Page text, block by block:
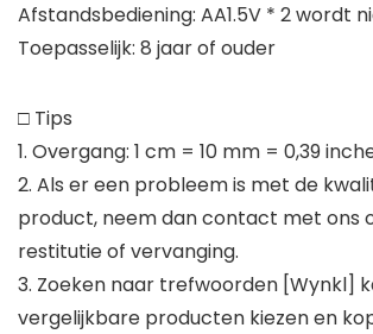
Afstandsbediening: AA1.5V * 2 wordt
Toepasselijk: 8 jaar of ouder
□ Tips
1. Overgang: 1 cm = 10 mm = 0,39
2. Als er een probleem is met de
product, neem dan contact met ons
restitutie of vervanging.
3. Zoeken naar trefwoorden [Wynkl]
vergelijkbare producten kiezen en